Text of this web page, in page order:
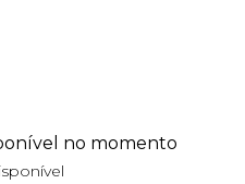
no momento